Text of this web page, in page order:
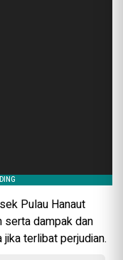
Pulau Hanaut
serta dampak dan
terlibat perjudian.